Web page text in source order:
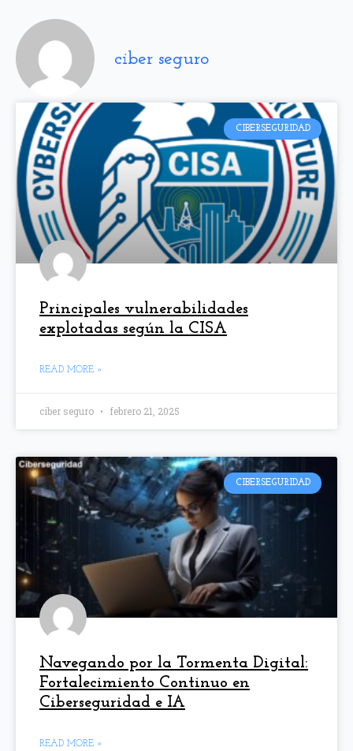
ciber seguro
CIBERSEGURIDAD
Principales vulnerabilidades
explotadas según la CISA
READ MORE »
ciber seguro febrero 21, 2025
CIBERSEGURIDAD
Navegando por la Tormenta Digital:
Fortalecimiento Continuo en
Ciberseguridad e IA
READ MORE »